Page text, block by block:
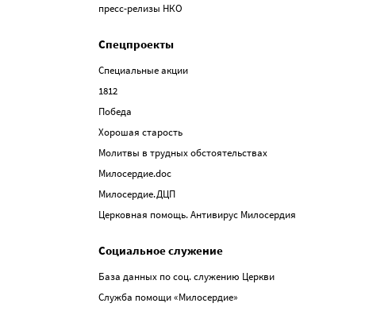
пресс-релизы НКО
Спецпроекты
Специальные акции
1812
Победа
Хорошая старость
Молитвы в трудных обстоятельствах
Милосердие.doc
Милосердие.ДЦП
Церковная помощь. Антивирус Милосердия
Социальное служение
База данных по соц. служению Церкви
Служба помощи «Милосердие»